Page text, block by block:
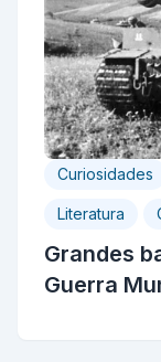
Curiosidades
Literatura
Grandes
Guerra